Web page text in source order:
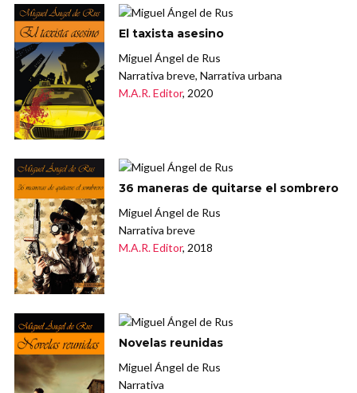
El taxista asesino
Miguel Ángel de Rus
Narrativa breve, Narrativa urbana
M.A.R. Editor, 2020
36 maneras de quitarse el sombrero
Miguel Ángel de Rus
Narrativa breve
M.A.R. Editor, 2018
Novelas reunidas
Miguel Ángel de Rus
Narrativa